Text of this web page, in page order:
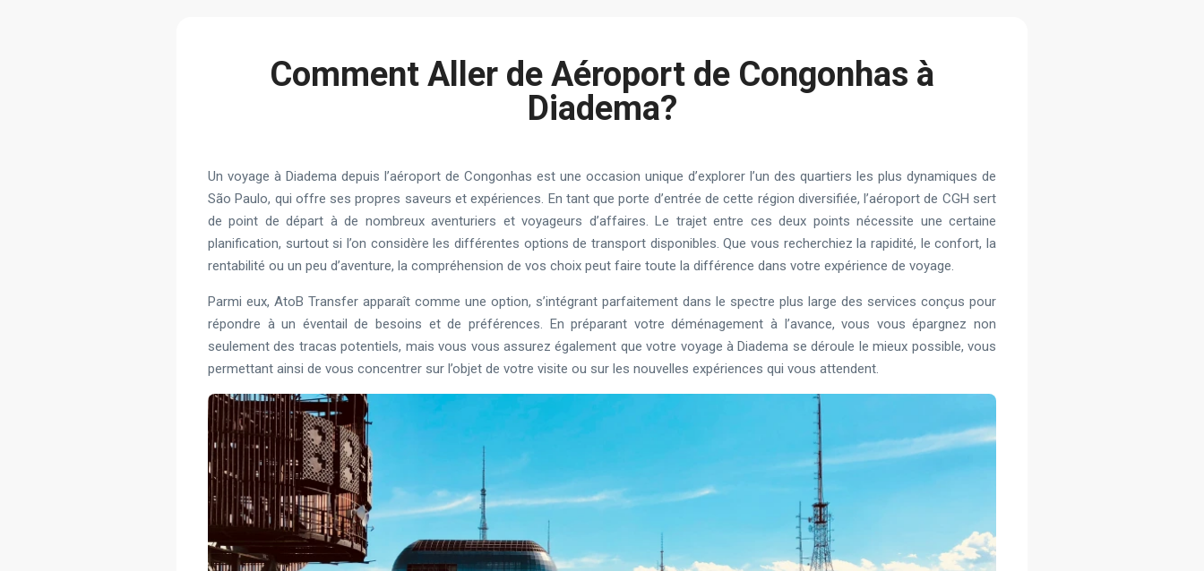
Сomment Aller de Aéroport de Congonhas à
Diadema?
Un voyage à Diadema depuis l’aéroport de Congonhas est une occasion unique d’explorer l’un des quartiers les plus dynamiques de
São Paulo, qui offre ses propres saveurs et expériences. En tant que porte d’entrée de cette région diversifiée, l’aéroport de CGH sert
de point de départ à de nombreux aventuriers et voyageurs d’affaires. Le trajet entre ces deux points nécessite une certaine
planification, surtout si l’on considère les différentes options de transport disponibles. Que vous recherchiez la rapidité, le confort, la
rentabilité ou un peu d’aventure, la compréhension de vos choix peut faire toute la différence dans votre expérience de voyage.
Parmi eux, AtoB Transfer apparaît comme une option, s’intégrant parfaitement dans le spectre plus large des services conçus pour
répondre à un éventail de besoins et de préférences. En préparant votre déménagement à l’avance, vous vous épargnez non
seulement des tracas potentiels, mais vous vous assurez également que votre voyage à Diadema se déroule le mieux possible, vous
permettant ainsi de vous concentrer sur l’objet de votre visite ou sur les nouvelles expériences qui vous attendent.